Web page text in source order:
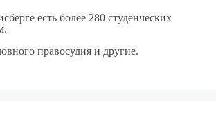
есть более 280 студенческих
правосудия и другие.